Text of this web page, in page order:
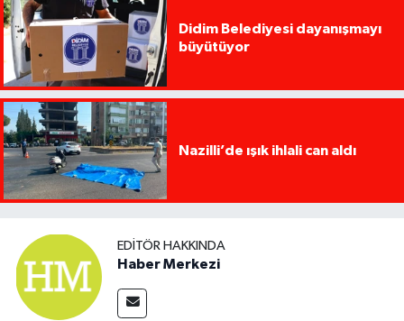
Didim Belediyesi dayanışmayı
büyütüyor
Nazilli’de ışık ihlali can aldı
EDITÖR HAKKINDA
Haber Merkezi